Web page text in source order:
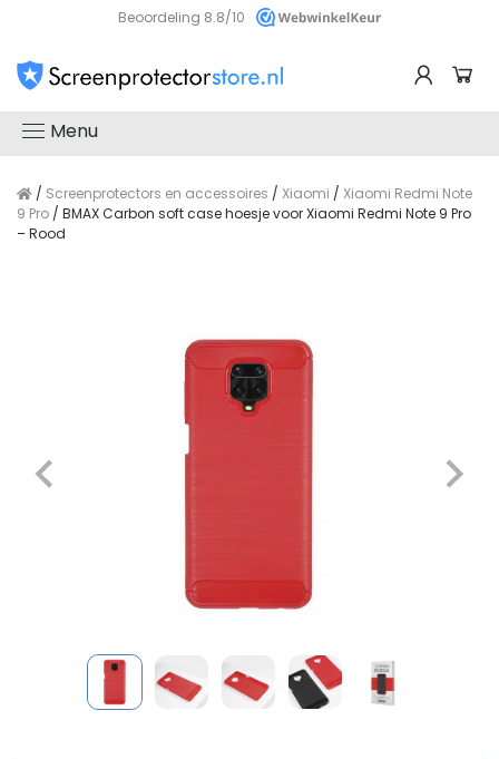
Beoordeling 8.8/10
Menu
/ Screenprotectors en accessoires / Xiaomi / Xiaomi Redmi Note
9 Pro / BMAX Carbon soft case hoesje voor Xiaomi Redmi Note 9 Pro
– Rood